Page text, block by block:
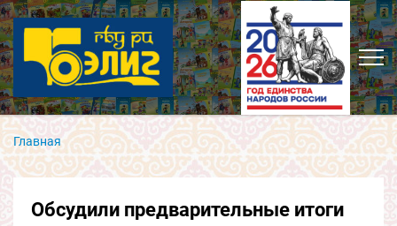
Главная
Обсудили предварительные итоги